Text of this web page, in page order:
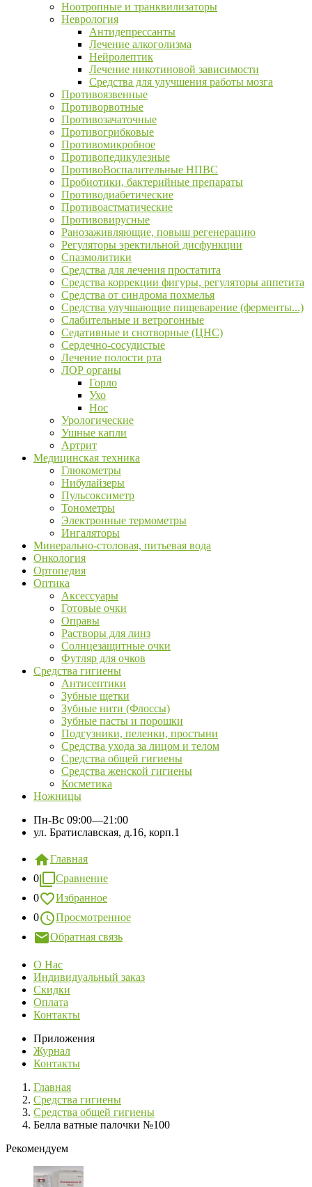
Ноотропные и транквилизаторы
Неврология
Антидепрессанты
Лечение алкоголизма
Нейролептик
Лечение никотиновой зависимости
Средства для улучшения работы мозга
Противоязвенные
Противорвотные
Противозачаточные
Противогрибковые
Противомикробное
Противопедикулезные
ПротивоВоспалительные НПВС
Пробиотики, бактерийные препараты
Противодиабетические
Противоастматические
Противовирусные
Ранозаживляющие, повыш регенерацию
Регуляторы эректильной дисфункции
Спазмолитики
Средства для лечения простатита
Средства коррекции фигуры, регуляторы аппетита
Средства от синдрома похмелья
Средства улучшающие пищеварение (ферменты...)
Слабительные и ветрогонные
Седативные и снотворные (ЦНС)
Сердечно-сосудистые
Лечение полости рта
ЛОР органы
Горло
Ухо
Нос
Урологические
Ушные капли
Артрит
Медицинская техника
Глюкометры
Нибулайзеры
Пульсоксиметр
Тонометры
Электронные термометры
Ингаляторы
Минерально-столовая, питьевая вода
Онкология
Ортопедия
Оптика
Аксессуары
Готовые очки
Оправы
Растворы для линз
Солнцезащитные очки
Футляр для очков
Средства гигиены
Антисептики
Зубные щетки
Зубные нити (Флоссы)
Зубные пасты и порошки
Подгузники, пеленки, простыни
Средства ухода за лицом и телом
Средства общей гигиены
Средства женской гигиены
Косметика
Ножницы
Пн-Вс 09:00—21:00
ул. Братиславская, д.16, корп.1
Главная
0
Сравнение
0
Избранное
0
Просмотренное
Обратная связь
О Нас
Индивидуальный заказ
Скидки
Оплата
Контакты
Приложения
Журнал
Контакты
Главная
Средства гигиены
Средства общей гигиены
Белла ватные палочки №100
Рекомендуем